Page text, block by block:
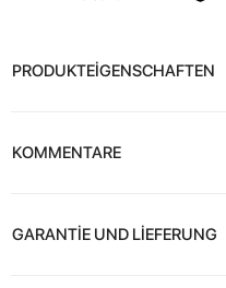
PRODUKTEİGENSCHAFTEN
KOMMENTARE
GARANTİE UND LİEFERUNG